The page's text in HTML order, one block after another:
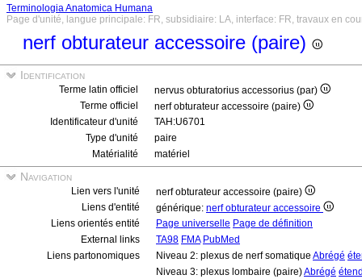
Terminologia Anatomica Humana
Page d'unité, langue principale: FR, subsidiaire: LA, interface: FR, travaux en
nerf obturateur accessoire (paire)
Identification
Terme latin officiel
nervus obturatorius accessorius (par)
Terme officiel
nerf obturateur accessoire (paire)
Identificateur d'unité
TAH:U6701
Type d'unité
paire
Matérialité
matériel
Navigation
Lien vers l'unité
nerf obturateur accessoire (paire)
Liens d'entité
générique: nerf obturateur accessoire
Liens orientés entité
Page universelle Page de définition
External links
TA98 FMA PubMed
Liens partonomiques
Niveau 2: plexus de nerf somatique Abrégé
Niveau 3: plexus lombaire (paire)Abrégé